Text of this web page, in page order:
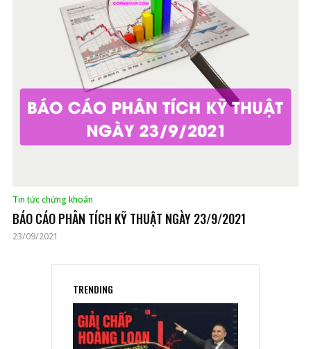
Tin tức chứng khoán
BÁO CÁO PHÂN TÍCH KỸ THUẬT NGÀY 23/9/2021
23/09/2021
TRENDING